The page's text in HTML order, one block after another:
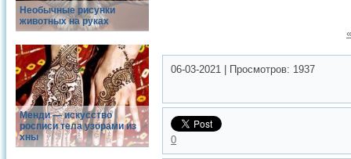
Необычные рисунки
животных на руках
Менди — искусство
росписи тела узорами из
хны
06-03-2021 Просмотров: 1937
0